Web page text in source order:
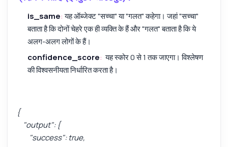
is_same:यह ऑब्जेक्ट "सच्चा" या "गलत" कहेगा। जहां "सच्चा"
बताता है कि दोनों चेहरे एक ही व्यक्ति के हैं और "गलत" बताता है कि ये
अलग-अलग लोगों के हैं।
confidence_score: यह स्कोर 0 से 1 तक जाएगा। विश्लेषण
की विश्वसनीयता निर्धारित करता है।
{
"output": {
"success": true,